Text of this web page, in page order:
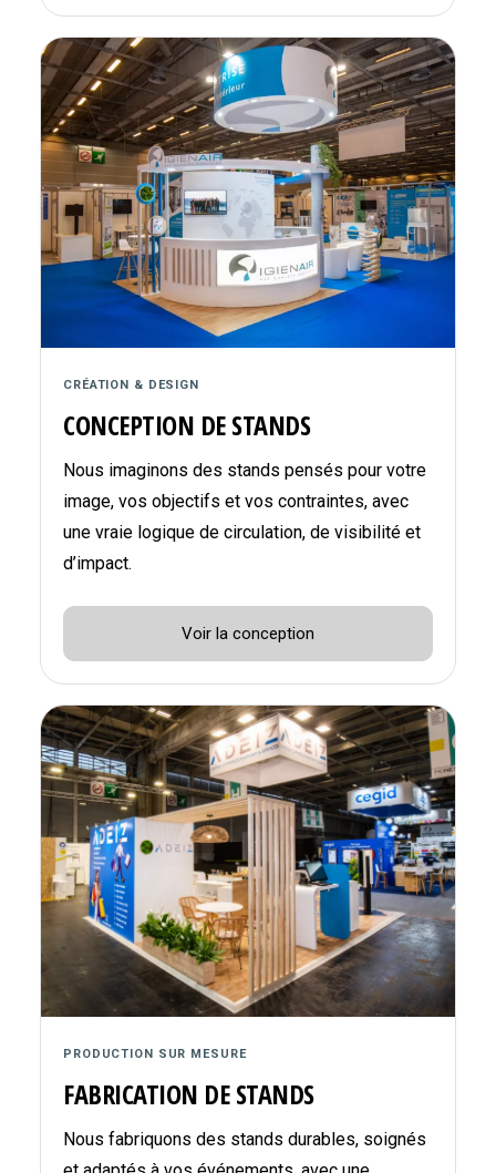
CRÉATION & DESIGN
CONCEPTION DE STANDS
Nous imaginons des stands pensés pour votre
image, vos objectifs et vos contraintes, avec
une vraie logique de circulation, de visibilité et
d’impact.
Voir la conception
PRODUCTION SUR MESURE
FABRICATION DE STANDS
Nous fabriquons des stands durables, soignés